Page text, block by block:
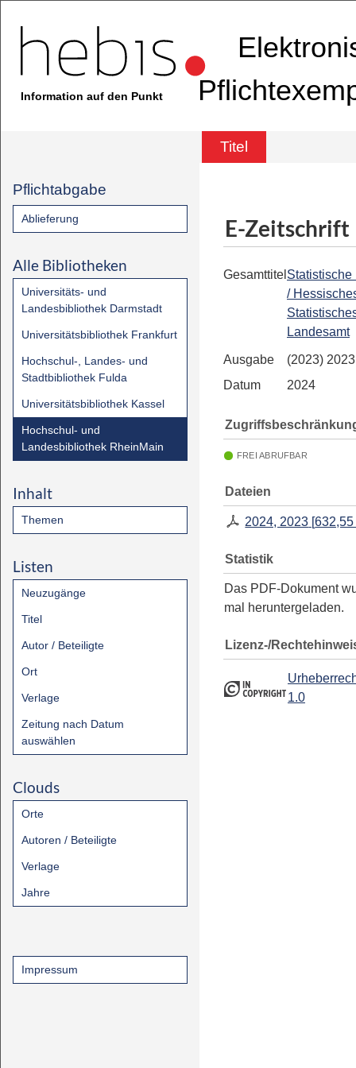
Information auf den Punkt
Titel
Pflichtabgabe
Ablieferung
Alle Bibliotheken
Universitäts- und
Landesbibliothek Darmstadt
Universitätsbibliothek Frankfurt
Hochschul-, Landes- und
Stadtbibliothek Fulda
Universitätsbibliothek Kassel
Hochschul- und
Landesbibliothek RheinMain
Inhalt
Themen
Listen
Neuzugänge
Titel
Autor / Beteiligte
Ort
Verlage
Zeitung nach Datum
auswählen
Clouds
Orte
Autoren / Beteiligte
Verlage
Jahre
Impressum
E-Zeitschrift
Gesamttitel Statistische
/
Landesamt
Ausgabe
(2023) 2023
Datum
2024
FREI ABRUFBAR
Dateien
2024, 2023 [
Statistik
Das PDF-Dokument
mal heruntergeladen.
Lizenz-/
1.0